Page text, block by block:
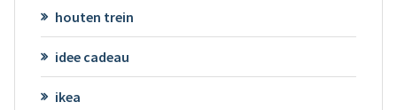
houten trein
idee cadeau
ikea